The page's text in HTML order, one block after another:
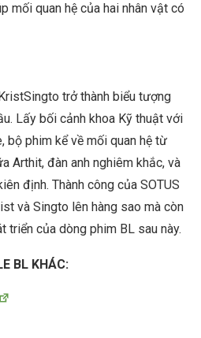
mối quan hệ của hai nhân vật có
trở thành biểu tượng
Lấy bối cảnh khoa Kỹ thuật với
bộ phim kể về mối quan hệ từ
Arthit, đàn anh nghiêm khắc, và
định. Thành công của SOTUS
và Singto lên hàng sao mà còn
triển của dòng phim BL sau này.
BL KHÁC: